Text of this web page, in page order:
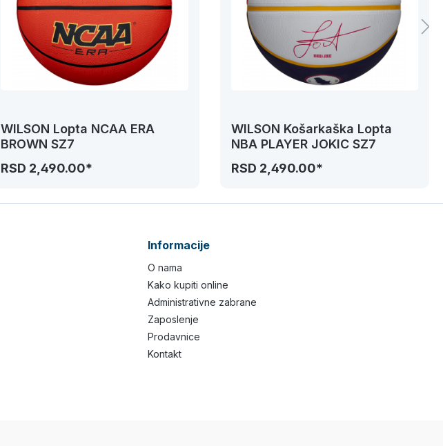
WILSON Lopta NCAA ERA
BROWN SZ7
RSD 2,490.00*
WILSON Košarkaška Lopta
NBA PLAYER JOKIC SZ7
RSD 2,490.00*
Informacije
O nama
Kako kupiti online
Administrativne zabrane
Zaposlenje
Prodavnice
Kontakt